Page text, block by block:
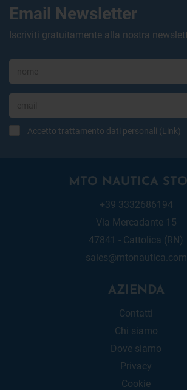
Email Newsletter
Iscriviti gratuitamente alla nostra
Accetto trattamento dati personali (Link)
MTO NAUTICA
+39 3332686194
Via Mercadante 15
47841 - Cattolica (RN)
sales@mtonautica.com
AZIENDA
Contatti
Chi siamo
Dove siamo
Privacy
Cookie